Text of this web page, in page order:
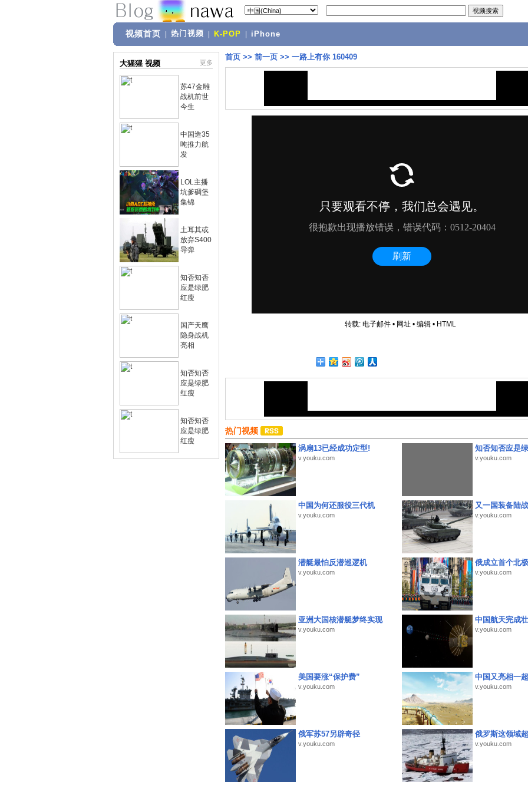
视频首页 热门视频 K-POP iPhone
大猩猩 视频 更多
苏47金雕
战机前世
今生
中国造35
吨推力航
发
LOL主播
坑爹碉堡
集锦
土耳其或
放弃S400
导弹
知否知否
应是绿肥
红瘦
国产天鹰
隐身战机
亮相
知否知否
应是绿肥
红瘦
知否知否
应是绿肥
红瘦
首页 >> 前一页 >> 一路上有你 160409
转载: 电子邮件• 网址 • 编辑• HTML
热门视频
涡扇13已经成功定型!
v.youku.com
知否知否应是
v.youku.com
中国为何还服役三代机
v.youku.com
又一国装备陆
v.youku.com
潜艇最怕反潜巡逻机
v.youku.com
俄成立首个北
v.youku.com
亚洲大国核潜艇梦终实现
v.youku.com
中国航天完成
v.youku.com
美国要涨“保护费”
v.youku.com
中国又亮相一
v.youku.com
俄军苏57另辟奇径
v.youku.com
俄罗斯这领域
v.youku.com